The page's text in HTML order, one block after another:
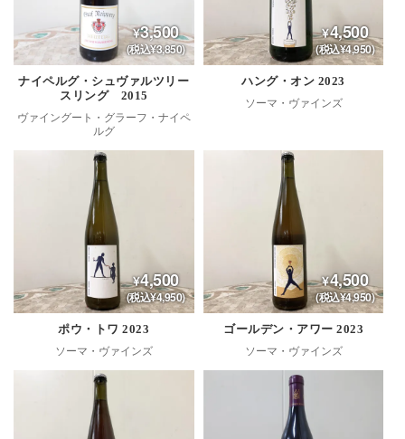
3,500
(税込¥3,850)
ナイペルグ・シュヴァルツリー
スリング 2015
ヴァイングート・グラーフ・ナイペ
ルグ
4,500
(税込¥4,950)
ハング・オン 2023
ソーマ・ヴァインズ
4,500
(税込¥4,950)
ポウ・トワ 2023
ソーマ・ヴァインズ
4,500
(税込¥4,950)
ゴールデン・アワー 2023
ソーマ・ヴァインズ